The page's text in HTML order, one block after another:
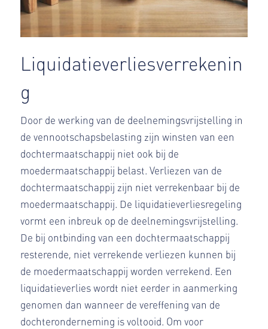
Liquidatieverliesverrekenin
g
Door de werking van de deelnemingsvrijstelling in
de vennootschapsbelasting zijn winsten van een
dochtermaatschappij niet ook bij de
moedermaatschappij belast. Verliezen van de
dochtermaatschappij zijn niet verrekenbaar bij de
moedermaatschappij. De liquidatieverliesregeling
vormt een inbreuk op de deelnemingsvrijstelling.
De bij ontbinding van een dochtermaatschappij
resterende, niet verrekende verliezen kunnen bij
de moedermaatschappij worden verrekend. Een
liquidatieverlies wordt niet eerder in aanmerking
genomen dan wanneer de vereffening van de
dochteronderneming is voltooid. Om voor